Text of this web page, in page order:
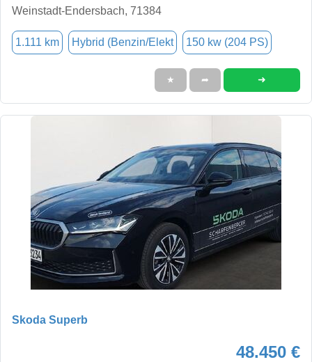
Weinstadt-Endersbach, 71384
1.111 km Hybrid (Benzin/Elekt 150 kw (204 PS)
★ ➦ ➜
Skoda Superb
48.450 €